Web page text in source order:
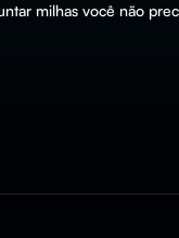
milhas você não